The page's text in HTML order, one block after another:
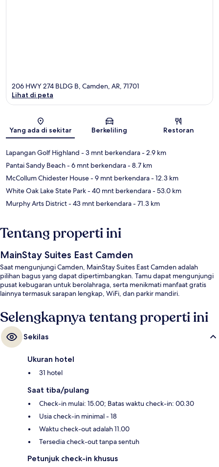
Peta
206 HWY 274 BLDG B, Camden, AR, 71701
Lihat di peta
Yang ada di sekitar Berkeliling Restoran
Lapangan Golf Highland - 3 mnt berkendara- 2.9 km
Pantai Sandy Beach- 6 mnt berkendara- 8.7 km
McCollum Chidester House- 9 mnt berkendara- 12.3 km
White Oak Lake State Park- 40 mnt berkendara- 53.0 km
Murphy Arts District- 43 mnt berkendara- 71.3 km
Tentang properti ini
MainStay Suites East Camden
Saat mengunjungi Camden, MainStay Suites East Camden adalah
pilihan bagus yang dapat dipertimbangkan. Tamu dapat mengunjungi
pusat kebugaran untuk berolahraga, serta menikmati manfaat gratis
lainnya termasuk sarapan lengkap, WiFi, dan parkir mandiri.
Selengkapnya tentang properti ini
Sekilas
Ukuran hotel
31 hotel
Saat tiba/pulang
Check-in mulai: 15.00; Batas waktu check-in: 00.30
Usia check-in minimal - 18
Waktu check-out adalah 11.00
Tersedia check-out tanpa sentuh
Petunjuk check-in khusus